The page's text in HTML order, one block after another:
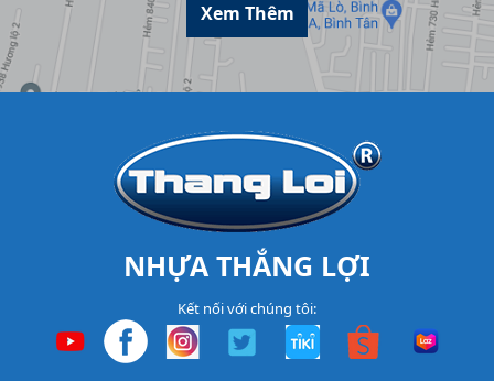
Xem Thêm
NHỰA THẮNG LỢI
Kết nối với chúng tôi: